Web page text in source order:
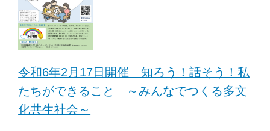
令和6年2月17日開催 知ろう！話そう！私
たちができること ～みんなでつくる多文
化共生社会～